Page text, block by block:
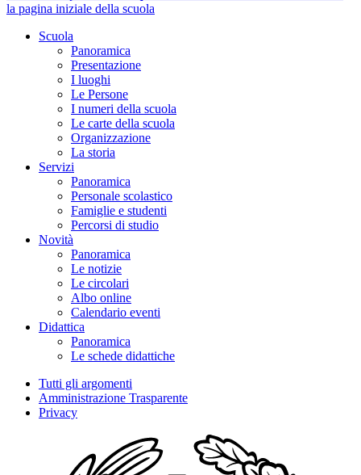
la pagina iniziale della scuola
Scuola
Panoramica
Presentazione
I luoghi
Le Persone
I numeri della scuola
Le carte della scuola
Organizzazione
La storia
Servizi
Panoramica
Personale scolastico
Famiglie e studenti
Percorsi di studio
Novità
Panoramica
Le notizie
Le circolari
Albo online
Calendario eventi
Didattica
Panoramica
Le schede didattiche
Tutti gli argomenti
Amministrazione Trasparente
Privacy